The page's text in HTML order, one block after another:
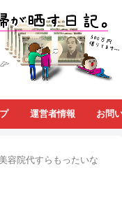
運営者情報 お問
美容院代すらもったいな